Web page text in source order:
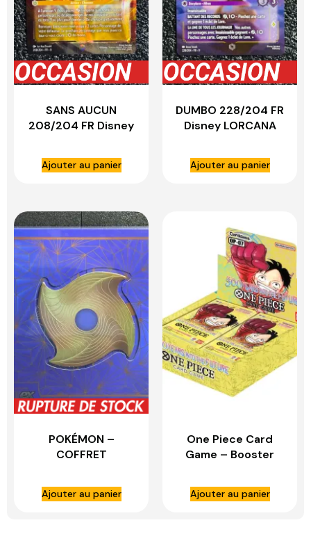
SANS AUCUN
208/204 FR Disney
Ajouter au panier
DUMBO 228/204 FR
Disney LORCANA
Ajouter au panier
POKÉMON –
COFFRET
Ajouter au panier
One Piece Card
Game – Booster
500 Years in the
future
Ajouter au panier